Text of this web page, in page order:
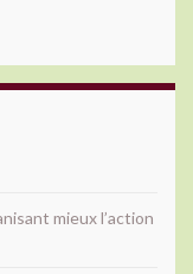
mieux l’action